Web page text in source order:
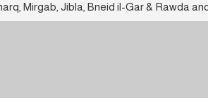
Mirgab, Jibla, Bneid il-Gar & Rawda